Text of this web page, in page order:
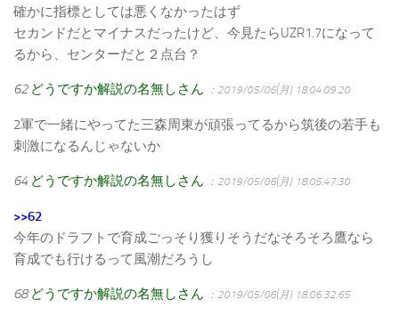
確かに指標としては悪くなかったはず
セカンドだとマイナスだったけど、今見たらUZR1.7になって
るから、センターだと２点台？
62 どうですか解説の名無しさん ：2019/05/06(月) 18:04:09.20
2軍で一緒にやってた三森周東が頑張ってるから筑後の若手も
刺激になるんじゃないか
64 どうですか解説の名無しさん ：2019/05/06(月) 18:05:47.30
>>62
今年のドラフトで育成ごっそり獲りそうだなそろそろ鷹なら
育成でも行けるって風潮だろうし
68 どうですか解説の名無しさん ：2019/05/06(月) 18:06:32.65